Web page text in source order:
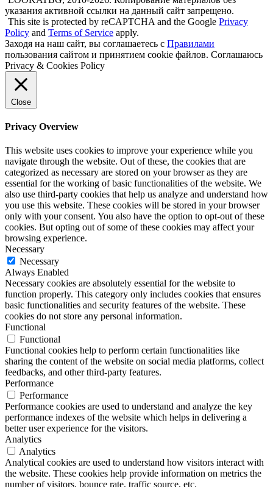
указания активной ссылки на данный сайт запрещено.
This site is protected by reCAPTCHA and the Google Privacy
Policy and Terms of Service apply.
Заходя на наш сайт, вы соглашаетесь с Правилами
пользования сайтом и принятием cookie файлов. Соглашаюсь
Privacy & Cookies Policy
Close
Privacy Overview
This website uses cookies to improve your experience while you
navigate through the website. Out of these, the cookies that are
categorized as necessary are stored on your browser as they are
essential for the working of basic functionalities of the website. We
also use third-party cookies that help us analyze and understand how
you use this website. These cookies will be stored in your browser
only with your consent. You also have the option to opt-out of these
cookies. But opting out of some of these cookies may affect your
browsing experience.
Necessary
Necessary
Always Enabled
Necessary cookies are absolutely essential for the website to
function properly. This category only includes cookies that ensures
basic functionalities and security features of the website. These
cookies do not store any personal information.
Functional
Functional
Functional cookies help to perform certain functionalities like
sharing the content of the website on social media platforms, collect
feedbacks, and other third-party features.
Performance
Performance
Performance cookies are used to understand and analyze the key
performance indexes of the website which helps in delivering a
better user experience for the visitors.
Analytics
Analytics
Analytical cookies are used to understand how visitors interact with
the website. These cookies help provide information on metrics the
number of visitors, bounce rate, traffic source, etc.